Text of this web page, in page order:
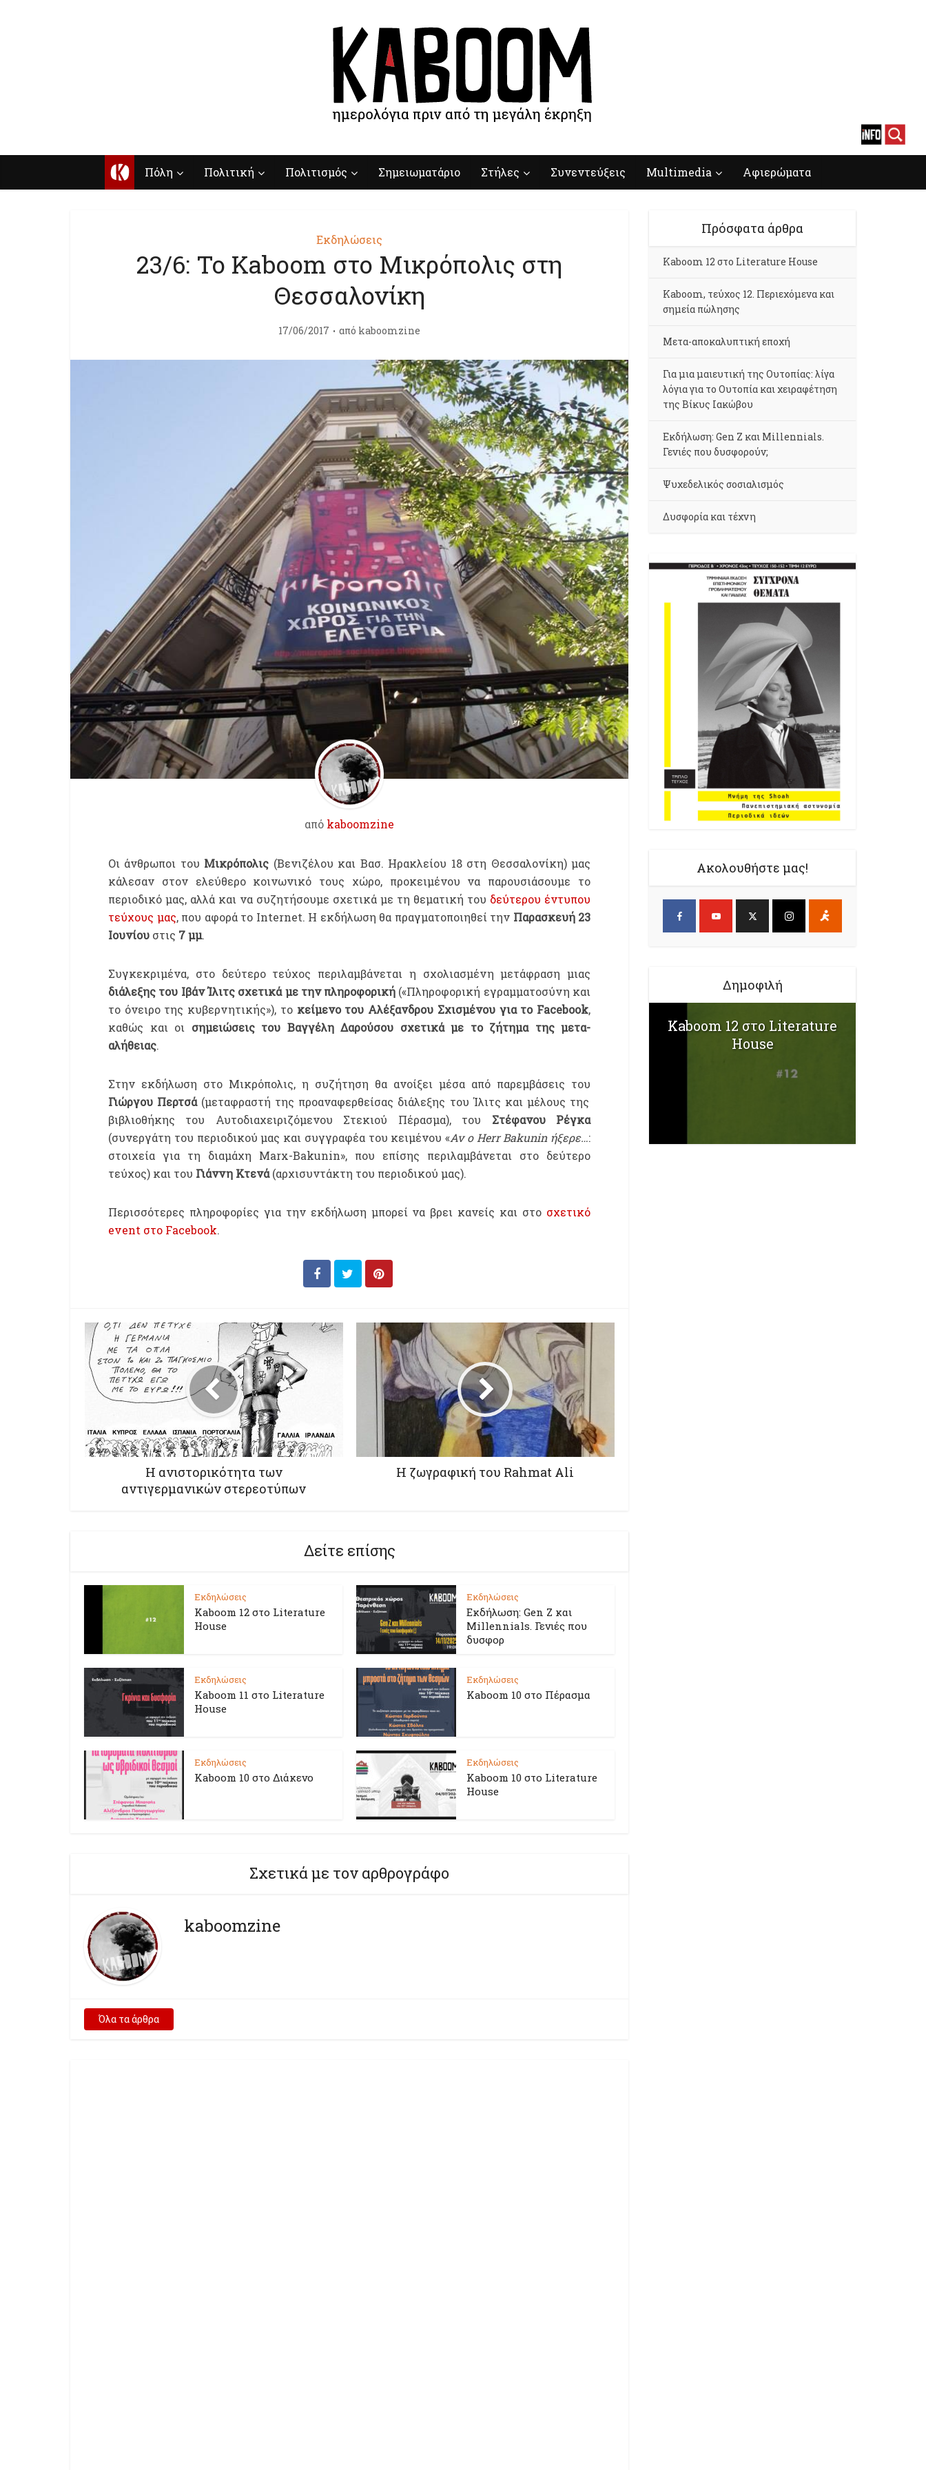
Κ Πόλη Πολιτική Πολιτισμός Σημειωματάριο Στήλες Συνεντεύξεις Multimedia Αφιερώματα
Εκδηλώσεις
23/6: Το Kaboom στο Μικρόπολις στη
Θεσσαλονίκη
17/06/2017 από kaboomzine
από kaboomzine
Οι άνθρωποι του Μικρόπολις (Βενιζέλου και Βασ. Ηρακλείου 18 στη Θεσσαλονίκη) μας
κάλεσαν στον ελεύθερο κοινωνικό τους χώρο, προκειμένου να παρουσιάσουμε το
περιοδικό μας, αλλά και να συζητήσουμε σχετικά με τη θεματική του δεύτερου έντυπου
τεύχους μας, που αφορά το Internet. Η εκδήλωση θα πραγματοποιηθεί την Παρασκευή 23
Ιουνίου στις 7 μμ.
Συγκεκριμένα, στο δεύτερο τεύχος περιλαμβάνεται η σχολιασμένη μετάφραση μιας
διάλεξης του Ιβάν Ίλιτς σχετικά με την πληροφορική («Πληροφορική εγραμματοσύνη και
το όνειρο της κυβερνητικής»), τοκείμενο του Αλέξανδρου Σχισμένου για το Facebook,
καθώς και οι σημειώσεις του Βαγγέλη Δαρούσου σχετικά με το ζήτημα της μετα-
αλήθειας.
Στην εκδήλωση στο Μικρόπολις, η συζήτηση θα ανοίξει μέσα από παρεμβάσεις του
Γιώργου Περτσά(μεταφραστή της προαναφερθείσας διάλεξης του Ίλιτς και μέλους της
βιβλιοθήκης του Αυτοδιαχειριζόμενου Στεκιού Πέρασμα), του Στέφανου Ρέγκα
(συνεργάτη του περιοδικού μας και συγγραφέα του κειμένου «Αν ο HerrBakunin ήξερε…:
στοιχεία για τη διαμάχη Marx-Bakunin», που επίσης περιλαμβάνεται στο δεύτερο
τεύχος) και του Γιάννη Κτενά(αρχισυντάκτη του περιοδικού μας).
Περισσότερες πληροφορίες για την εκδήλωση μπορεί να βρει κανείς και στο σχετικό
event στο Facebook.
Η ανιστορικότητα των
αντιγερμανικών στερεοτύπων
Η ζωγραφική του Rahmat Ali
Δείτε επίσης
Εκδηλώσεις
Kaboom 12 στο Literature
House
Εκδηλώσεις
Εκδήλωση: Gen Z και
Millennials. Γενιές που
δυσφορ
Εκδηλώσεις
Kaboom 11 στο Literature
House
Εκδηλώσεις
Kaboom 10 στο Πέρασμα
Εκδηλώσεις
Kaboom 10 στο Διάκενο
Εκδηλώσεις
Kaboom 10 στο Literature
House
Σχετικά με τον αρθρογράφο
kaboomzine
Όλα τα άρθρα
Πρόσφατα άρθρα
Kaboom 12 στο Literature House
Kaboom, τεύχος 12. Περιεχόμενα και
σημεία πώλησης
Μετα-αποκαλυπτική εποχή
Για μια μαιευτική της Ουτοπίας: λίγα
λόγια για το Ουτοπία και χειραφέτηση
της Βίκυς Ιακώβου
Εκδήλωση: Gen Z και Millennials.
Γενιές που δυσφορούν;
Ψυχεδελικός σοσιαλισμός
Δυσφορία και τέχνη
Ακολουθήστε μας!
Δημοφιλή
Kaboom 12 στο Literature
House